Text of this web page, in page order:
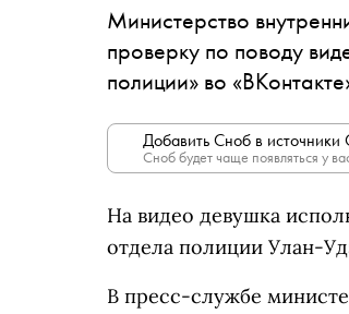
Министерство
проверку по поводу
полиции» во
Добавить Сноб в источники
Сноб будет чаще появляться у
На видео девушка
отдела полиции Улан-
В пресс-службе